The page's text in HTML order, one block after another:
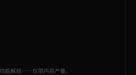
能解锁——仅限内容产量。